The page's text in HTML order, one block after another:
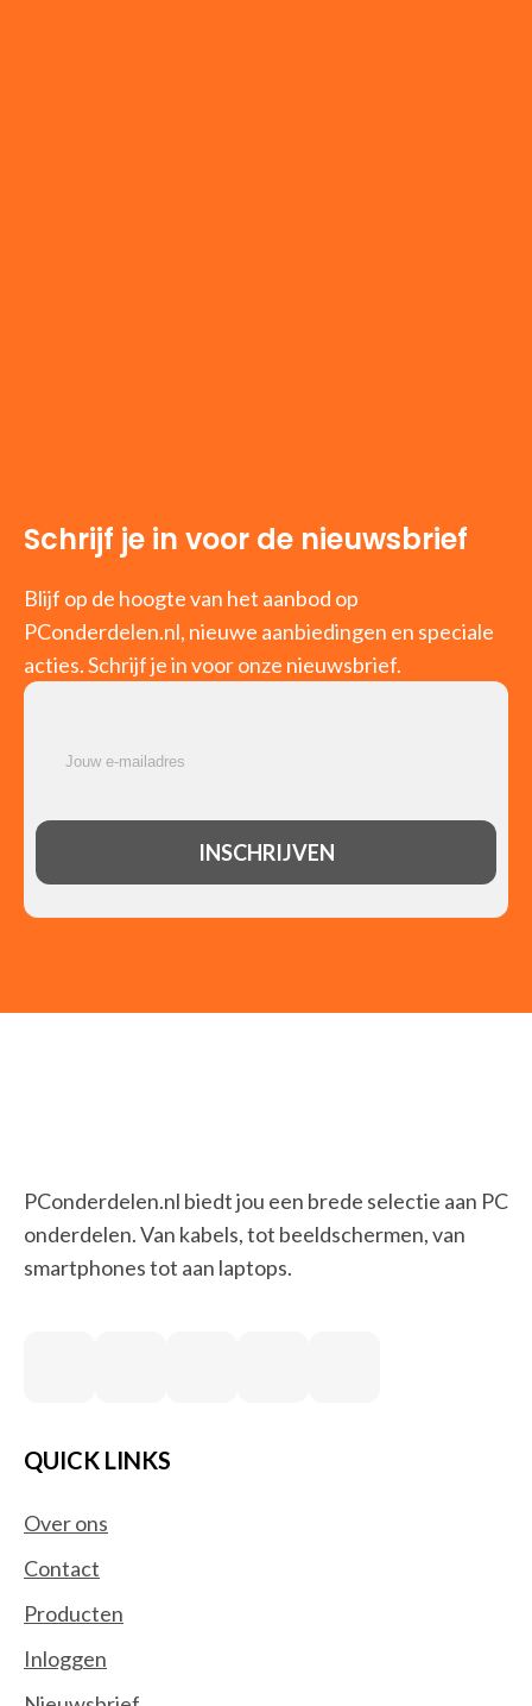
Schrijf je in voor de nieuwsbrief
Blijf op de hoogte van het aanbod op
PConderdelen.nl, nieuwe aanbiedingen en speciale
acties. Schrijf je in voor onze nieuwsbrief.
PConderdelen.nl biedt jou een brede selectie aan PC
onderdelen. Van kabels, tot beeldschermen, van
smartphones tot aan laptops.
QUICK LINKS
Over ons
Contact
Producten
Inloggen